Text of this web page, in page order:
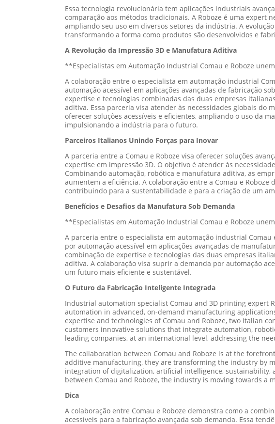
Essa tecnologia revolucionária tem aplicações industriais
comparação aos métodos tradicionais. A Roboze é uma
ampliando seu uso em diversos setores da indústria. A
transformando a forma como produtos são desenvolvidos e
A Revolução da Impressão 3D e Manufatura Aditiva
**Especialistas em Automação Industrial Comau e Roboze
A colaboração entre o especialista em automação industrial
automação acessível em aplicações avançadas de fabricação
expertise e tecnologias combinadas das duas empresas
aditiva. Essa parceria visa atender às necessidades globais
oferecer soluções acessíveis e eficientes, ampliando o uso da
impulsionando a indústria para o futuro.
Parceiros Italianos Unindo Forças para Inovar
A parceria entre a Comau e Roboze visa oferecer soluções
expertise em impressão 3D. O objetivo é atender às
Combinando automação, robótica e manufatura aditiva, as
aumentem a eficiência. A colaboração entre a Comau e
contribuindo para a sustentabilidade e para a criação de um
Benefícios e Desafios da Manufatura Sob Demanda
**Especialistas em Automação Industrial Comau e Roboze
A parceria entre o especialista em automação industrial
por automação acessível em aplicações avançadas de
combinação de expertise e tecnologias das duas empresas
aditiva. A colaboração visa suprir a demanda por automação
um futuro mais eficiente e sustentável.
O Futuro da Fabricação Inteligente Integrada
Industrial automation specialist Comau and 3D printing expert
automation in advanced, on-demand manufacturing
expertise and technologies of Comau and Roboze, two Italian
customers innovative solutions that integrate automation,
leading companies, at an international level, addressing the
The collaboration between Comau and Roboze is at the
additive manufacturing, they are transforming the industry by
integration of digitalization, artificial intelligence,
between Comau and Roboze, the industry is moving towards a
Dica
A colaboração entre Comau e Roboze demonstra como a
acessíveis para a fabricação avançada sob demanda. Essa